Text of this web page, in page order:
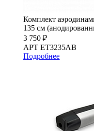
Комплект
135 см
3 750 ₽
АРТ ET3235AB
Подробнее